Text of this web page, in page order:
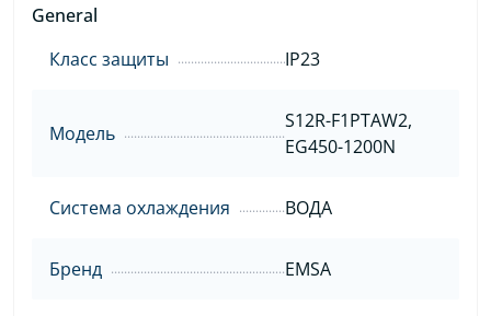
General
Класс защиты
IP23
Модель
S12R-F1PTAW2,
EG450-1200N
Система охлаждения ВОДА
Бренд EMSA